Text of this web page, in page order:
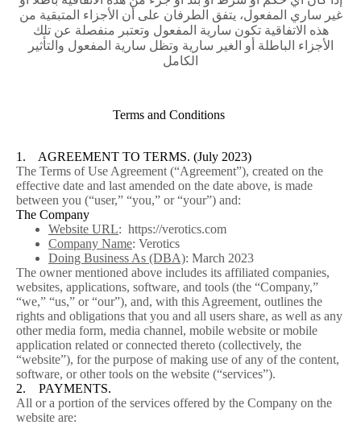
Terms and Conditions
1. AGREEMENT TO TERMS. (July 2023)
The Terms of Use Agreement (“Agreement”), created on the
effective date and last amended on the date above, is made
between you (“user,” “you,” or “your”) and:
The Company
Website URL: https://verotics.com
Company Name: Verotics
Doing Business As (DBA): March 2023
The owner mentioned above includes its affiliated companies,
websites, applications, software, and tools (the “Company,”
“we,” “us,” or “our”), and, with this Agreement, outlines the
rights and obligations that you and all users share, as well as any
other media form, media channel, mobile website or mobile
application related or connected thereto (collectively, the
“website”), for the purpose of making use of any of the content,
software, or other tools on the website (“services”).
2. PAYMENTS.
All or a portion of the services offered by the Company on the
website are:
غير ساري المفعول، يتفق الطرفان على أن الأجزاء المتبقية من
هذه الاتفاقية تكون سارية المفعول وتعتبر منفصلة عن تلك
الأجزاء الباطلة أو الغير سارية وتظل سارية المفعول والتأثير
الكامل